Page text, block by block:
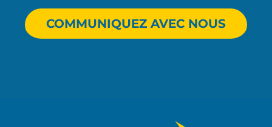
COMMUNIQUEZ AVEC NOUS